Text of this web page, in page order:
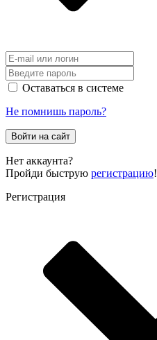
Оставаться в системе
Не помнишь пароль?
Войти на сайт
Нет аккаунта?
Пройди быструю регистрацию!
Регистрация